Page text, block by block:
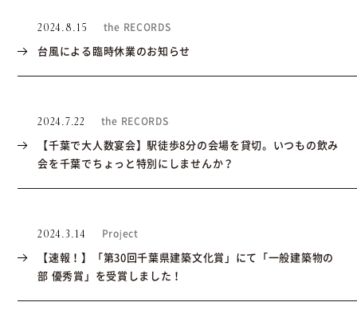
2024.8.15 the RECORDS
台風による臨時休業のお知らせ
2024.7.22 the RECORDS
【千葉で大人数宴会】駅徒歩8分の会場を貸切。いつもの飲み
会を千葉でちょっと特別にしませんか？
2024.3.14 Project
【速報！】「第30回千葉県建築文化賞」にて「一般建築物の
部 優秀賞」を受賞しました！